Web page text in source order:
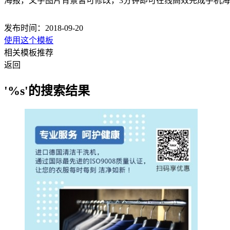
发布时间：2018-09-20
使用这个模板
相关模板推荐
返回
'%s'的搜索结果